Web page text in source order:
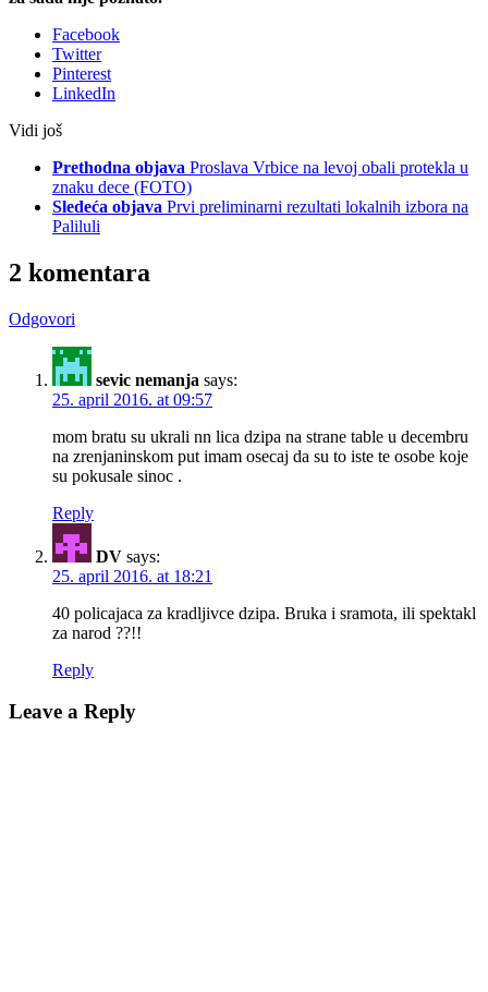
Facebook
Twitter
Pinterest
LinkedIn
Vidi još
Prethodna objava Proslava Vrbice na levoj obali protekla u
znaku dece (FOTO)
Sledeća objava Prvi preliminarni rezultati lokalnih izbora na
Paliluli
2 komentara
Odgovori
sevic nemanja says:
25. april 2016. at 09:57
mom bratu su ukrali nn lica dzipa na strane table u decembru
na zrenjaninskom put imam osecaj da su to iste te osobe koje
su pokusale sinoc .
Reply
DV says:
25. april 2016. at 18:21
40 policajaca za kradljivce dzipa. Bruka i sramota, ili spektakl
za narod ??!!
Reply
Leave a Reply